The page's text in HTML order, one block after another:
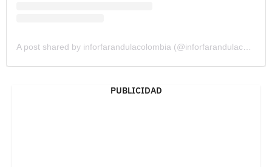
A post shared by inforfarandulacolombia (@inforfarandulacolombia)
PUBLICIDAD